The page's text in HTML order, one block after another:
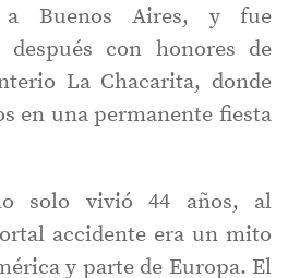
a Buenos Aires, y fue
después con honores de
La Chacarita, donde
en una permanente fiesta
solo vivió 44 años, al
accidente era un mito
y parte de Europa. El